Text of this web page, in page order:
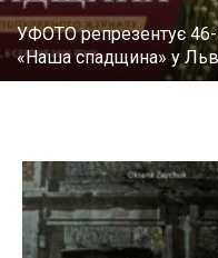
УФОТО репрезентує
«Наша спадщина» у